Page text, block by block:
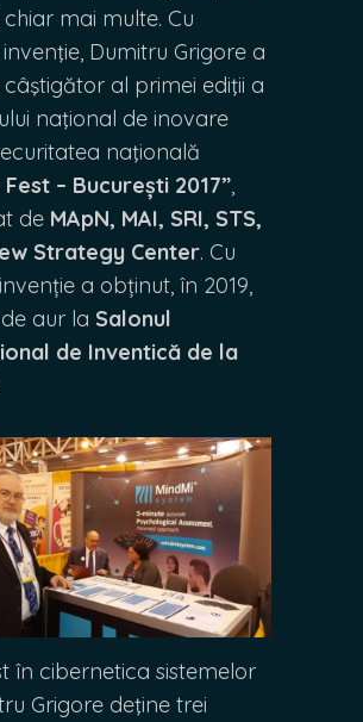
mai multe. Cu
Dumitru Grigore a
câştigător al primei ediţii a
naţional de inovare
naţională
– București 2017”,
de MApN, MAI, SRI, STS,
Strategy Center. Cu
a obținut, în 2019,
aur la Salonul
de Inventică de la
în cibernetica sistemelor
Grigore deţine trei